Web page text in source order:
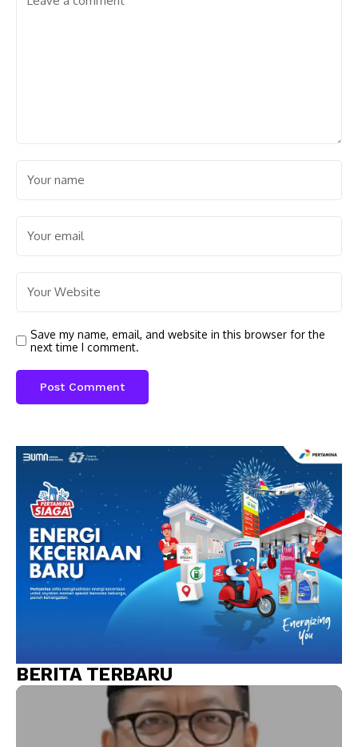
Save my name, email, and website in this browser for the
next time I comment.
BERITA TERBARU